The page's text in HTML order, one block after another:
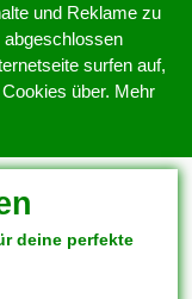
und Reklame zu
abgeschlossen
surfen auf,
über. Mehr
deine perfekte